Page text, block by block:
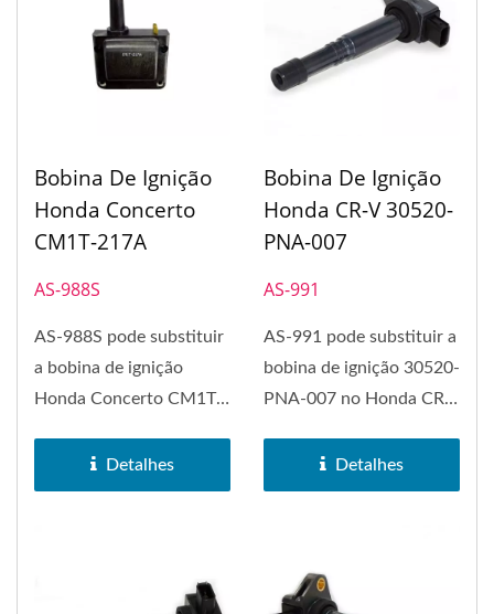
Bobina De Ignição
Honda Concerto
CM1T-217A
AS-988S
AS-988S pode substituir
a bobina de ignição
Honda Concerto CM1T-
ignição...
Detalhes
Bobina De Ignição
Honda CR-V 30520-
PNA-007
AS-991
AS-991 pode substituir a
bobina de ignição 30520-
PNA-007 no Honda CR-
Detalhes